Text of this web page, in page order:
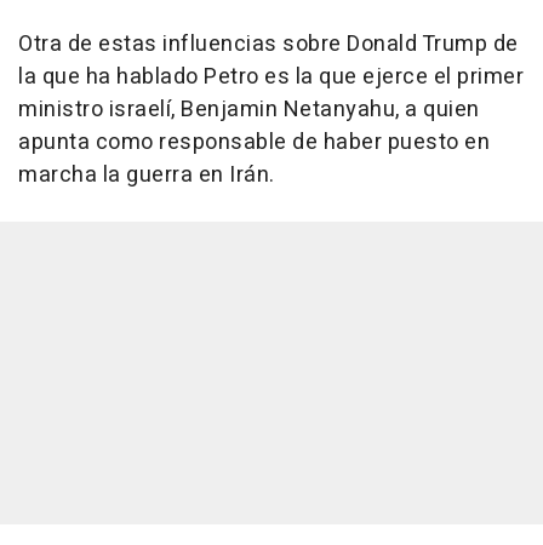
Otra de estas influencias sobre Donald Trump de
la que ha hablado Petro es la que ejerce el primer
ministro israelí, Benjamin Netanyahu, a quien
apunta como responsable de haber puesto en
marcha la guerra en Irán.